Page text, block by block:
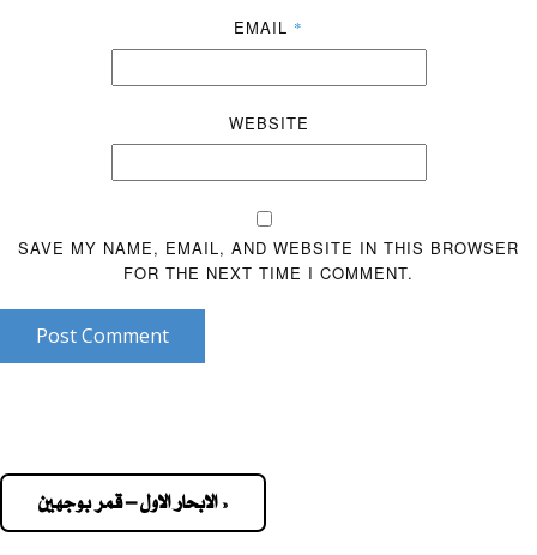
EMAIL *
WEBSITE
SAVE MY NAME, EMAIL, AND WEBSITE IN THIS BROWSER
FOR THE NEXT TIME I COMMENT.
Post Comment
« الابحار الاول – قمر بوجهين